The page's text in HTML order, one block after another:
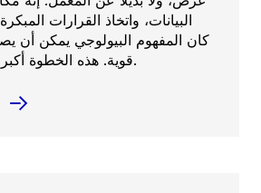
البيانات، واتخاذ القرارات
كان المفهوم البيولوجي يمكن أن
قوية. هذه الخطوة أكبر مما قد تبدو عليه.